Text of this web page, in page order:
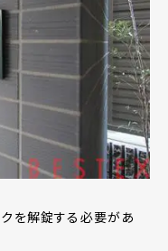
を解錠する必要があ